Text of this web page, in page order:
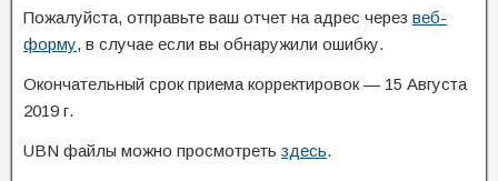
Пожалуйста, отправьте ваш отчет на адрес через веб-
форму, в случае если вы обнаружили ошибку.
Окончательный срок приема корректировок — 15 Августа
2019 г.
UBN файлы можно просмотреть здесь.